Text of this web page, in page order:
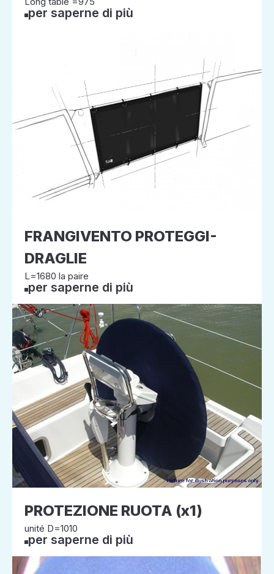
per saperne di più
FRANGIVENTO PROTEGGI-
DRAGLIE
L=1680 la paire
per saperne di più
PROTEZIONE RUOTA (x1)
unité D=1010
per saperne di più